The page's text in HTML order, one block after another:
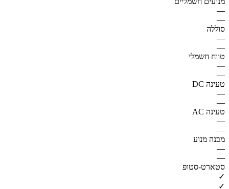
—
—
סוללה
—
—
טווח חשמלי
—
—
טעינה DC
—
—
טעינה AC
—
—
מבנה מנוע
—
—
סטארט-סטופ
✓
✓